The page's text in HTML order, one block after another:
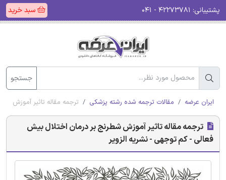
پشتیبانی: سبد خرید
جستجو
ایران عرضه مقالات ترجمه شده رشته پزشکی ترجمه مقاله تاثیر آموزش
ترجمه مقاله تاثیر آموزش شطرنج بر درمان اختلال بیش
فعالی - کم توجهی - نشریه الزویر